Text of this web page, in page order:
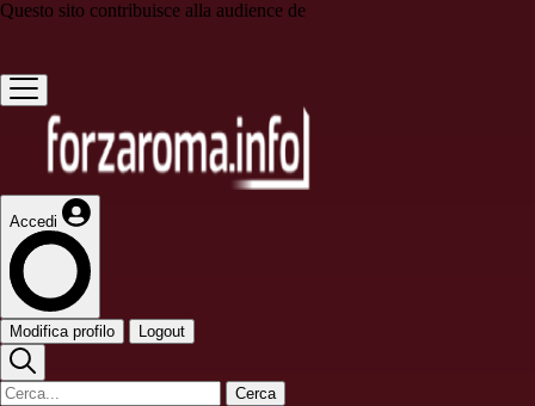
Questo sito contribuisce alla audience de
Accedi
Modifica profilo Logout
Cerca